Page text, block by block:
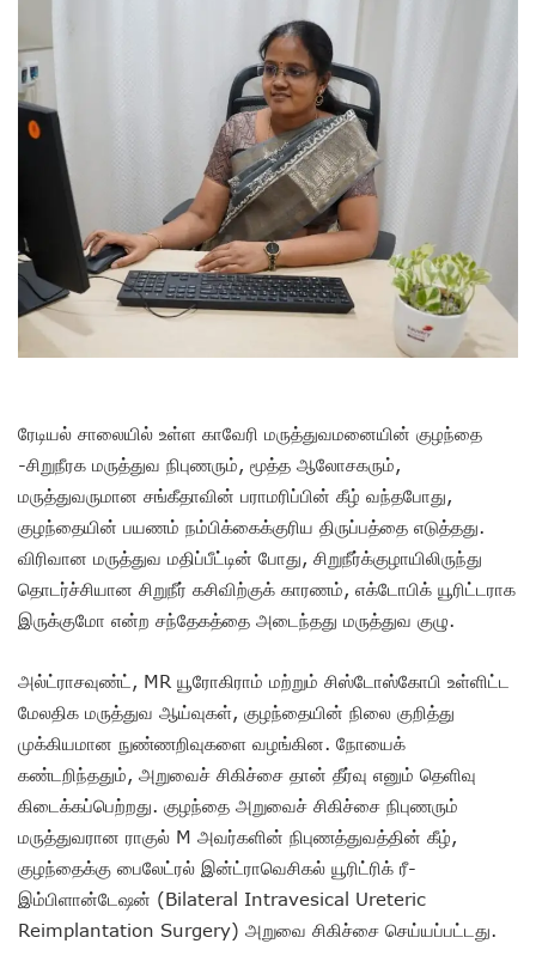
ரேடியல் சாலையில் உள்ள காவேரி மருத்துவமனையின் குழந்தை
-சிறுநீரக மருத்துவ நிபுணரும், மூத்த ஆலோசகரும்,
மருத்துவருமான சங்கீதாவின் பராமரிப்பின் கீழ் வந்தபோது,
குழந்தையின் பயணம் நம்பிக்கைக்குரிய திருப்பத்தை எடுத்தது.
விரிவான மருத்துவ மதிப்பீட்டின் போது, சிறுநீர்க்குழாயிலிருந்து
தொடர்ச்சியான சிறுநீர் கசிவிற்குக் காரணம், எக்டோபிக் யூரிட்டராக
இருக்குமோ என்ற சந்தேகத்தை அடைந்தது மருத்துவ குழு.
அல்ட்ராசவுண்ட், MR யூரோகிராம் மற்றும் சிஸ்டோஸ்கோபி உள்ளிட்ட
மேலதிக மருத்துவ ஆய்வுகள், குழந்தையின் நிலை குறித்து
முக்கியமான நுண்ணறிவுகளை வழங்கின. நோயைக்
கண்டறிந்ததும், அறுவைச் சிகிச்சை தான் தீர்வு எனும் தெளிவு
கிடைக்கப்பெற்றது. குழந்தை அறுவைச் சிகிச்சை நிபுணரும்
மருத்துவரான ராகுல் M அவர்களின் நிபுணத்துவத்தின் கீழ்,
குழந்தைக்கு பைலேட்ரல் இன்ட்ராவெசிகல் யூரிட்ரிக் ரீ-
இம்பிளான்டேஷன் (Bilateral Intravesical Ureteric
Reimplantation Surgery) அறுவை சிகிச்சை செய்யப்பட்டது.